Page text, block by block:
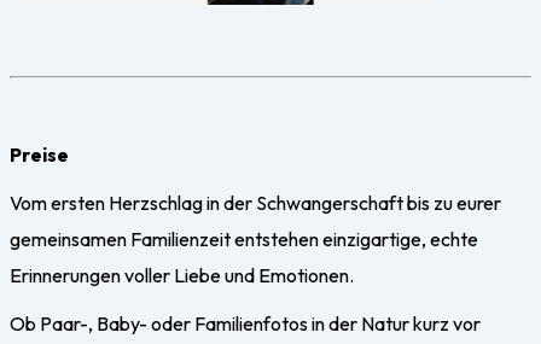
Preise
Vom ersten Herzschlag in der Schwangerschaft bis zu eurer
gemeinsamen Familienzeit entstehen einzigartige, echte
Erinnerungen voller Liebe und Emotionen.
Ob Paar-, Baby- oder Familienfotos in der Natur kurz vor